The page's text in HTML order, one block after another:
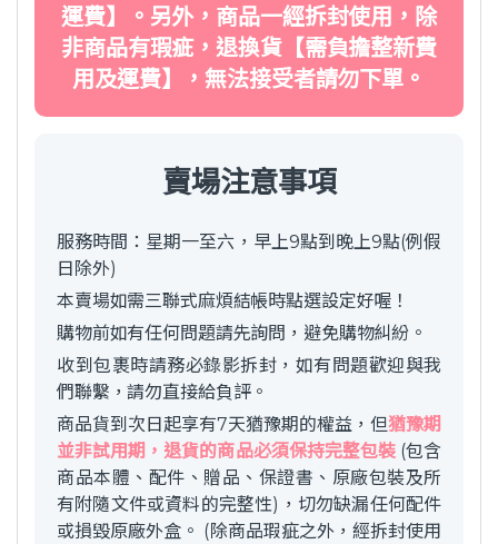
運費】。另外，商品一經拆封使用，除
非商品有瑕疵，退換貨【需負擔整新費
用及運費】，無法接受者請勿下單。
賣場注意事項
服務時間：星期一至六，早上9點到晚上9點(例假
日除外)
本賣場如需三聯式麻煩結帳時點選設定好喔！
購物前如有任何問題請先詢問，避免購物糾紛。
收到包裹時請務必錄影拆封，如有問題歡迎與我
們聯繫，請勿直接給負評。
商品貨到次日起享有7天猶豫期的權益，但猶豫期
並非試用期，退貨的商品必須保持完整包裝(包含
商品本體、配件、贈品、保證書、原廠包裝及所
有附隨文件或資料的完整性)，切勿缺漏任何配件
或損毀原廠外盒。 (除商品瑕疵之外，經拆封使用